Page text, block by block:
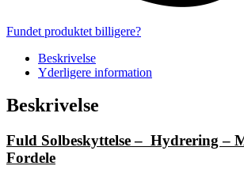
Fundet produktet billigere?
Beskrivelse
Yderligere information
Beskrivelse
Fuld Solbeskyttelse – Hydrering –
Fordele